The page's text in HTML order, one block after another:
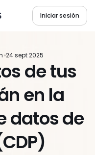
24 sept 2025
de tus
en la
datos de
Iniciar sesión